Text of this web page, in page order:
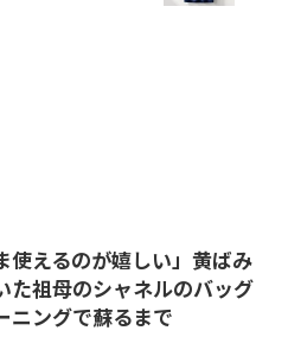
使えるのが嬉しい」黄ばみ
た祖母のシャネルのバッグ
ニングで蘇るまで